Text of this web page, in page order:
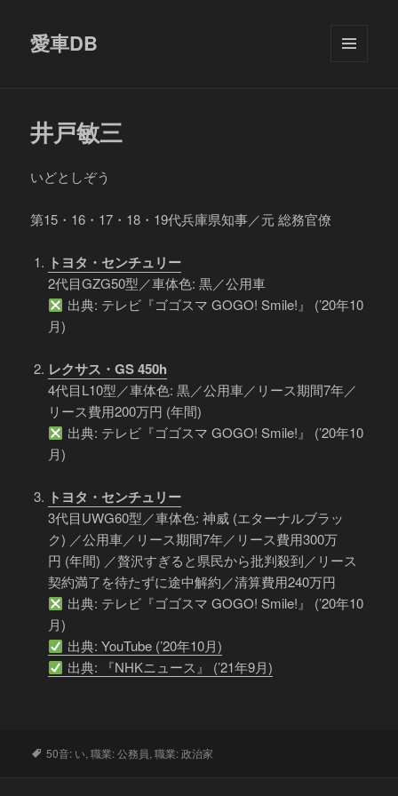
愛車DB
井戸敏三
いどとしぞう
第15・16・17・18・19代兵庫県知事／元 総務官僚
トヨタ・センチュリー
2代目GZG50型／車体色: 黒／公用車
出典: テレビ『ゴゴスマ GOGO! Smile!』 (’20年10
月)
レクサス・GS 450h
4代目L10型／車体色: 黒／公用車／リース期間7年／
リース費用200万円 (年間)
出典: テレビ『ゴゴスマ GOGO! Smile!』 (’20年10
月)
トヨタ・センチュリー
3代目UWG60型／車体色: 神威 (エターナルブラッ
ク) ／公用車／リース期間7年／リース費用300万
円 (年間) ／贅沢すぎると県民から批判殺到／リース
契約満了を待たずに途中解約／清算費用240万円
出典: テレビ『ゴゴスマ GOGO! Smile!』 (’20年10
月)
出典: YouTube (’20年10月)
出典: 『NHKニュース』 (’21年9月)
タ
50音: い,職業: 公務員,職業: 政治家